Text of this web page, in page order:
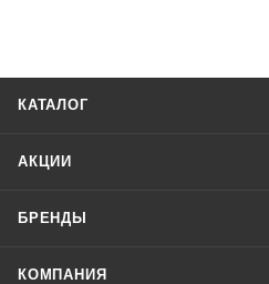
- максимальный ток нагрузки 16
КАТАЛОГ
АКЦИИ
БРЕНДЫ
КОМПАНИЯ